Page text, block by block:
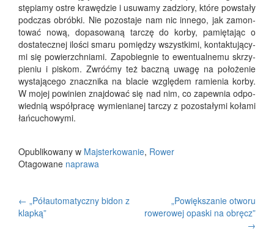
stę­pia­my ostre kra­wę­dzie i usu­wa­my zadzio­ry, któ­re powsta­ły
pod­czas obrób­ki. Nie pozo­sta­je nam nic inne­go, jak zamon­
to­wać nową, dopa­so­wa­ną tar­czę do kor­by, pamię­ta­jąc o
dosta­tecz­nej ilo­ści sma­ru pomię­dzy wszyst­ki­mi, kon­tak­tu­ją­cy­
mi się powierzch­nia­mi. Zapo­bie­gnie to ewen­tu­al­ne­mu skrzy­
pie­niu i piskom. Zwróć­my też bacz­ną uwa­gę na poło­że­nie
wysta­ją­ce­go znacz­ni­ka na bla­cie wzglę­dem ramie­nia kor­by.
W mojej powi­nien znaj­do­wać się nad nim, co zapew­nia odpo­
wied­nią współ­pra­cę wymie­nia­nej tar­czy z pozo­sta­ły­mi koła­mi
łańcuchowymi.
Opublikowany w Majsterkowanie, Rower
Otagowane naprawa
Zobacz
← „Półautomatyczny bidon z
klapką”
„Powiększanie otworu
rowerowej opaski na obręcz”
→